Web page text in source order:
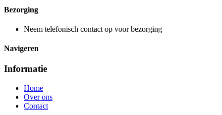
Bezorging
Neem telefonisch contact op voor bezorging
Navigeren
Informatie
Home
Over ons
Contact